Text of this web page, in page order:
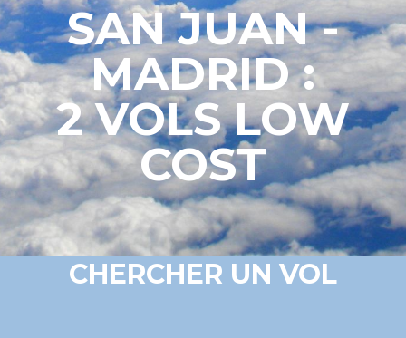
SAN JUAN -
MADRID :
2 VOLS LOW
COST
CHERCHER UN VOL